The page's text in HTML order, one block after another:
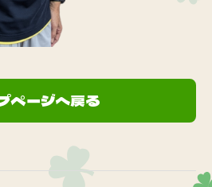
ページへ戻る